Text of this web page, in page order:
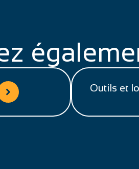
Outils et